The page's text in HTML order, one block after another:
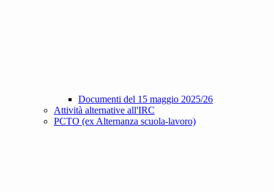
Documenti del 15 maggio 2025/26
Attività alternative all'IRC
PCTO (ex Alternanza scuola-lavoro)